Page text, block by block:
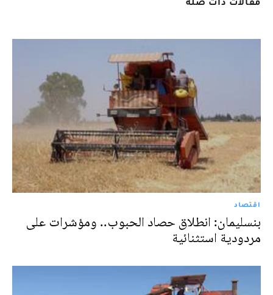
اقتصاد
​بنسليمان: انطلاق حصاد الحبوب.. ومؤشرات على
مردودية استثنائية